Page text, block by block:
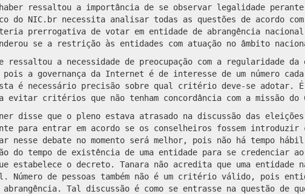
ressaltou a importância de se observar legalidade
do NIC.br necessita analisar todas as questões de acordo
prerrogativa de votar em entidade de abrangência
se a restrição às entidades com atuação no âmbito
ressaltou a necessidade de preocupação com a regularidade
a governança da Internet é de interesse de um número
é necessário precisão sobre qual critério deve-se adotar.
evitar critérios que não tenham concordância com a missão do
disse que o pleno estava atrasado na discussão das
para entrar em acordo se os conselheiros fossem
nesse debate no momento será melhor, pois não há tempo
do tempo de existência de uma entidade para se
estabelece o decreto. Tanara não acredita que uma entidade
Número de pessoas também não é um critério válido, pois
Tal discussão é como se entrasse na questão de